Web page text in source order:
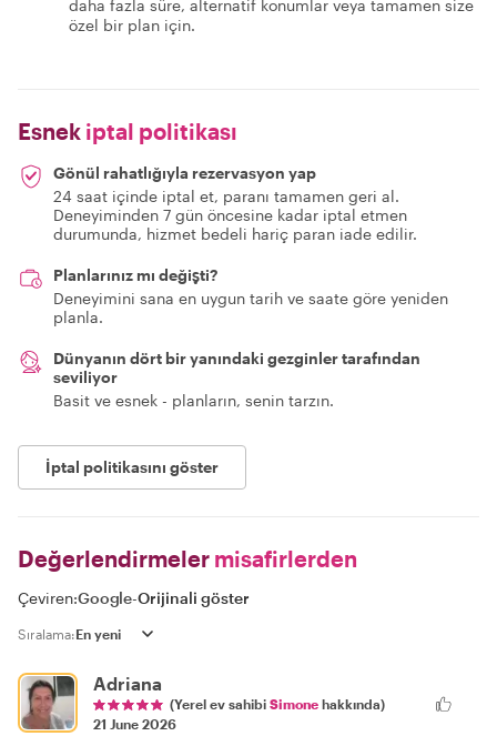
daha fazla süre, alternatif konumlar veya tamamen size
özel bir plan için.
Esnek iptal politikası
Gönül rahatlığıyla rezervasyon yap
24 saat içinde iptal et, paranı tamamen geri al.
Deneyiminden 7 gün öncesine kadar iptal etmen
durumunda, hizmet bedeli hariç paran iade edilir.
Planlarınız mı değişti?
Deneyimini sana en uygun tarih ve saate göre yeniden
planla.
Dünyanın dört bir yanındaki gezginler tarafından
seviliyor
Basit ve esnek - planların, senin tarzın.
İptal politikasını göster
Değerlendirmeler misafirlerden
Çeviren:Google-Orijinali göster
Sıralama:
Adriana
(Yerel ev sahibi Simone hakkında)
21 June 2026